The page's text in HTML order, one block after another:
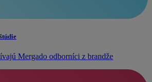
Mergado odborníci z brandže